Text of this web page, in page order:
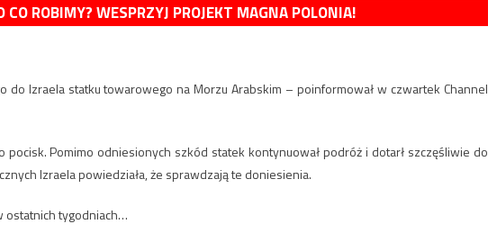
CO ROBIMY? WESPRZYJ PROJEKT MAGNA POLONIA!
do Izraela statku towarowego na Morzu Arabskim – poinformował w czwartek Channel
pocisk. Pomimo odniesionych szkód statek kontynuował podróż i dotarł szczęśliwie do
Izraela powiedziała, że ​​sprawdzają te doniesienia.
ostatnich tygodniach…